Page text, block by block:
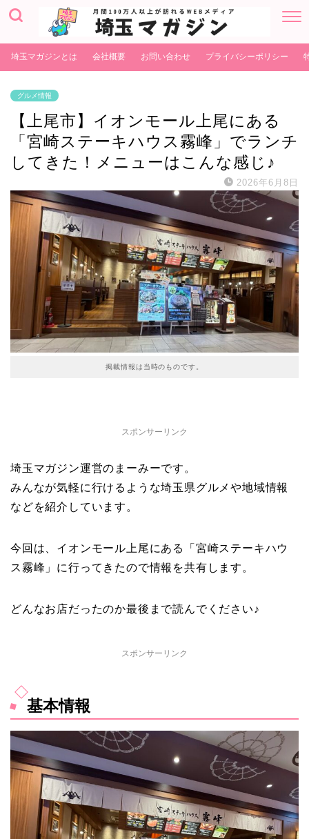
埼玉マガジンとは 会社概要 お問い合わせ プライバシーポリシー
グルメ情報
【上尾市】イオンモール上尾にある
「宮崎ステーキハウス霧峰」でランチ
してきた！メニューはこんな感じ♪
2026年6月8日
掲載情報は当時のものです。
スポンサーリンク
埼玉マガジン運営のまーみーです。
みんなが気軽に行けるような埼玉県グルメや地域情報
などを紹介しています。
今回は、イオンモール上尾にある「宮崎ステーキハウ
ス霧峰」に行ってきたので情報を共有します。
どんなお店だったのか最後まで読んでください♪
スポンサーリンク
基本情報